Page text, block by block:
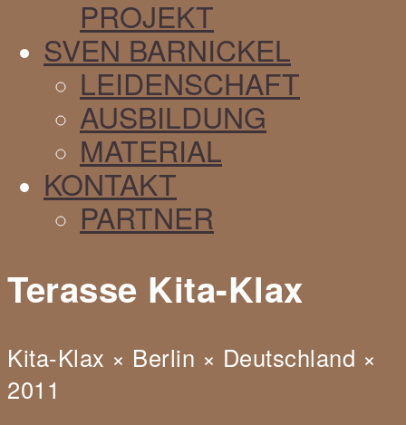
PROJEKT
SVEN BARNICKEL
LEIDENSCHAFT
AUSBILDUNG
MATERIAL
KONTAKT
PARTNER
Terasse Kita-Klax
Kita-Klax × Berlin × Deutschland ×
2011